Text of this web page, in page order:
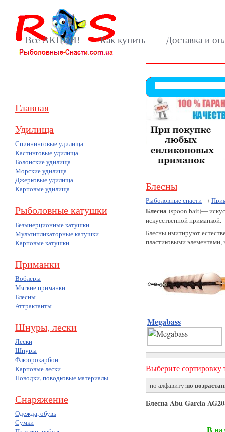
Все АКЦИИ! Как купить Доставка и
Главная
Удилища
Спиннинговые удилища
Кастинговые удилища
Болонские удилища
Морские удилища
Джерковые удилища
Карповые удилища
Рыболовные катушки
Безынерционные катушки
Мультипликаторные катушки
Карповые катушки
Приманки
Воблеры
Мягкие приманки
Блесны
Аттрактанты
Шнуры, лески
Лески
Шнуры
Флюорокарбон
Карповые лески
Поводки, поводковые материалы
Снаряжение
Одежда, обувь
Сумки
Блесны
Рыболовные снасти →
Блесна (spoon bait)—
искусственной приманкой.
Блесны имитируют
пластиковыми
Megabass
Выберите сортировку
по алфавиту:по
Блесна Abu Garcia